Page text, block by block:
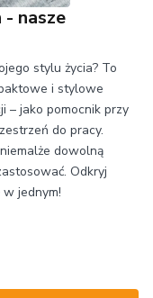
nasze
stylu życia? To
i stylowe
– jako pomocnik przy
do pracy.
dowolną
Odkryj
jednym!